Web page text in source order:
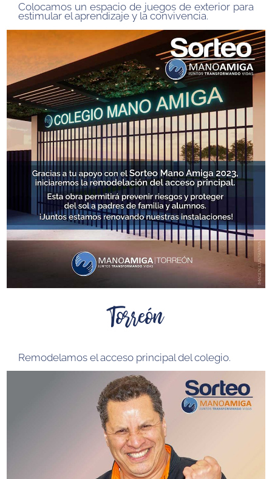
Colocamos un espacio de juegos de exterior para
estimular el aprendizaje y la convivencia.
Torreón
Remodelamos el acceso principal del colegio.